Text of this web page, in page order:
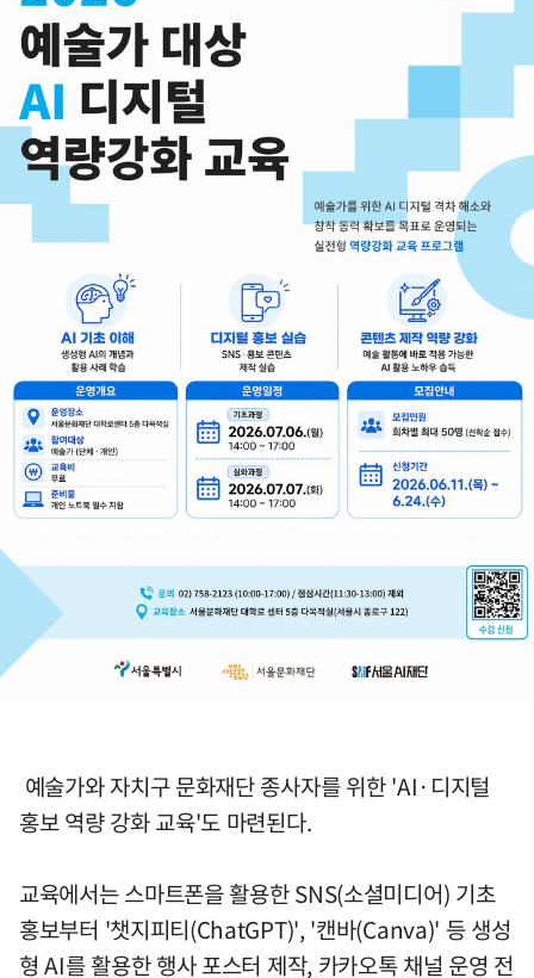
예술가와 자치구 문화재단 종사자를 위한 'AI·디지털
홍보 역량 강화 교육'도 마련된다.
교육에서는 스마트폰을 활용한 SNS(소셜미디어) 기초
홍보부터 '챗지피티(ChatGPT)', '캔바(Canva)' 등 생성
형 AI를 활용한 행사 포스터 제작, 카카오톡 채널 운영 전